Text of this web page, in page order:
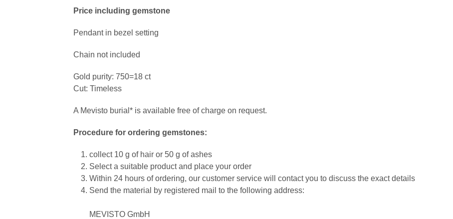
Price including gemstone
Pendant in bezel setting
Chain not included
Gold purity: 750=18 ct
Cut: Timeless
A Mevisto burial* is available free of charge on request.
Procedure for ordering gemstones:
collect 10 g of hair or 50 g of ashes
Select a suitable product and place your order
Within 24 hours of ordering, our customer service will contact you to discuss the exact details
Send the material by registered mail to the following address:
MEVISTO GmbH